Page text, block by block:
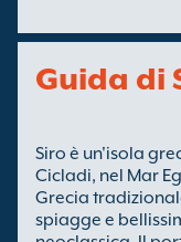
Guida di
Siro è un'isola
Cicladi, nel Mar
Grecia
spiagge e